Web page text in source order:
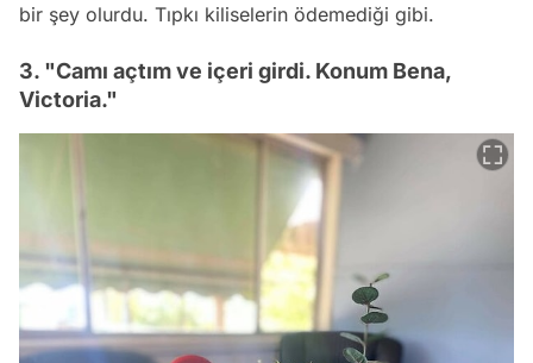
bir şey olurdu. Tıpkı kiliselerin ödemediği gibi.
3. "Camı açtım ve içeri girdi. Konum Bena,
Victoria."